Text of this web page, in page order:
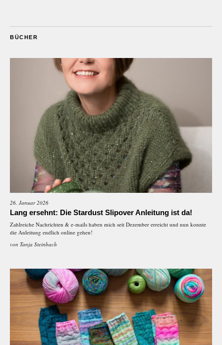
BÜCHER
26. Januar 2026
Lang ersehnt: Die Stardust Slipover Anleitung ist da!
Zahlreiche Nachrichten & e-mails haben mich seit Dezember erreicht und nun konnte
die Anleitung endlich online gehen!
von Tanja Steinbach